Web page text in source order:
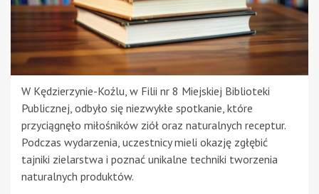
W Kędzierzynie-Koźlu, w Filii nr 8 Miejskiej Biblioteki
Publicznej, odbyło się niezwykłe spotkanie, które
przyciągnęło miłośników ziół oraz naturalnych receptur.
Podczas wydarzenia, uczestnicy mieli okazję zgłębić
tajniki zielarstwa i poznać unikalne techniki tworzenia
naturalnych produktów.